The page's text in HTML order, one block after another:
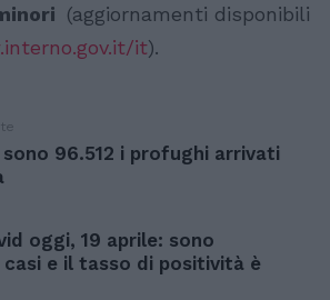
(aggiornamenti disponibili
it).
sono 96.512 i profughi arrivati
oggi, 19 aprile: sono
casi e il tasso di positività è